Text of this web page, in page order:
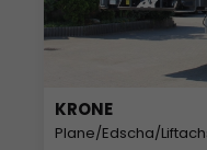
KRONE
Plane/Edscha/